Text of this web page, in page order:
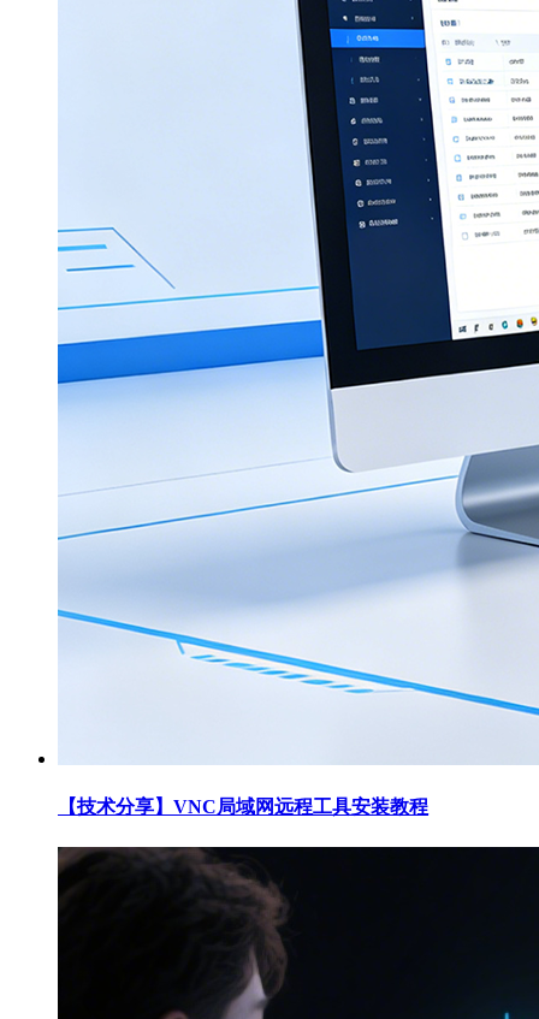
【技术分享】VNC局域网远程工具安装教程